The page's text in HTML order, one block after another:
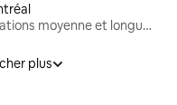
Locations moyenne et longue durée
plus